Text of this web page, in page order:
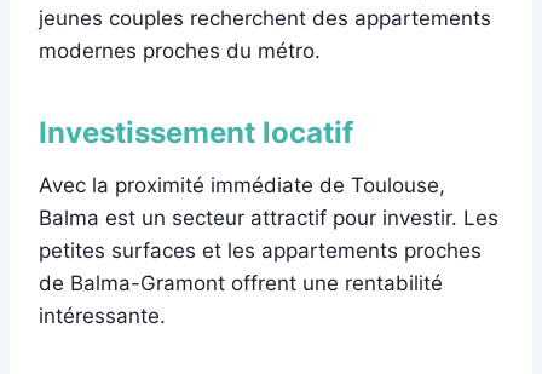
jeunes couples recherchent des appartements
modernes proches du métro.
Investissement locatif
Avec la proximité immédiate de Toulouse,
Balma est un secteur attractif pour investir. Les
petites surfaces et les appartements proches
de Balma-Gramont offrent une rentabilité
intéressante.